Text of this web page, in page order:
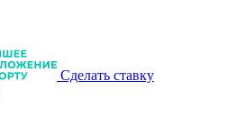
Сделать ставку